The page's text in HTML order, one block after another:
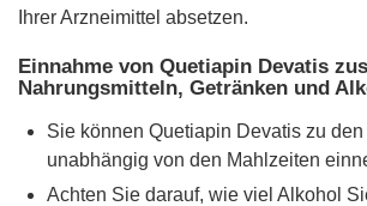
Ihrer Arzneimittel absetzen.
Einnahme von Quetiapin Devatis
Nahrungsmitteln, Getränken und
Sie können Quetiapin Devatis zu
unabhängig von den Mahlzeiten
Achten Sie darauf, wie viel Alkohol